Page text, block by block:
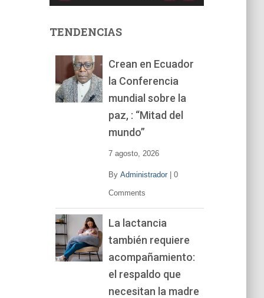
tTENDENCIAS
Crean en Ecuador
la Conferencia
mundial sobre la
paz, : “Mitad del
mundo”
7 agosto, 2026
By Administrador| 0
Comments
La lactancia
también requiere
acompañamiento:
el respaldo que
necesitan la madre